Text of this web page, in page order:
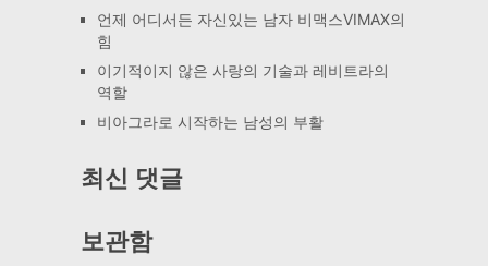
언제 어디서든 자신있는 남자 비맥스VIMAX의
힘
이기적이지 않은 사랑의 기술과 레비트라의
역할
비아그라로 시작하는 남성의 부활
최신 댓글
보관함